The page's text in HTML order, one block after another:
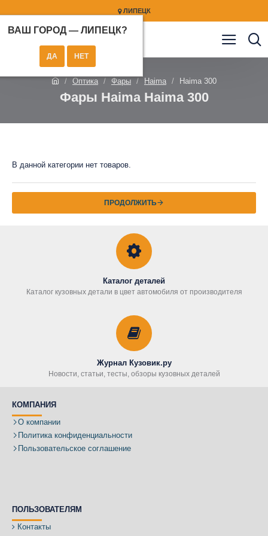
ЛИПЕЦК
ВАШ ГОРОД — ЛИПЕЦК?
Оптика Фары Haima Haima 300
Фары Haima Haima 300
В данной категории нет товаров.
ПРОДОЛЖИТЬ
Каталог деталей
Каталог кузовных детали в цвет автомобиля от производителя
Журнал Кузовик.ру
Новости, статьи, тесты, обзоры кузовных деталей
КОМПАНИЯ
О компании
Политика конфиденциальности
Пользовательское соглашение
ПОЛЬЗОВАТЕЛЯМ
Контакты